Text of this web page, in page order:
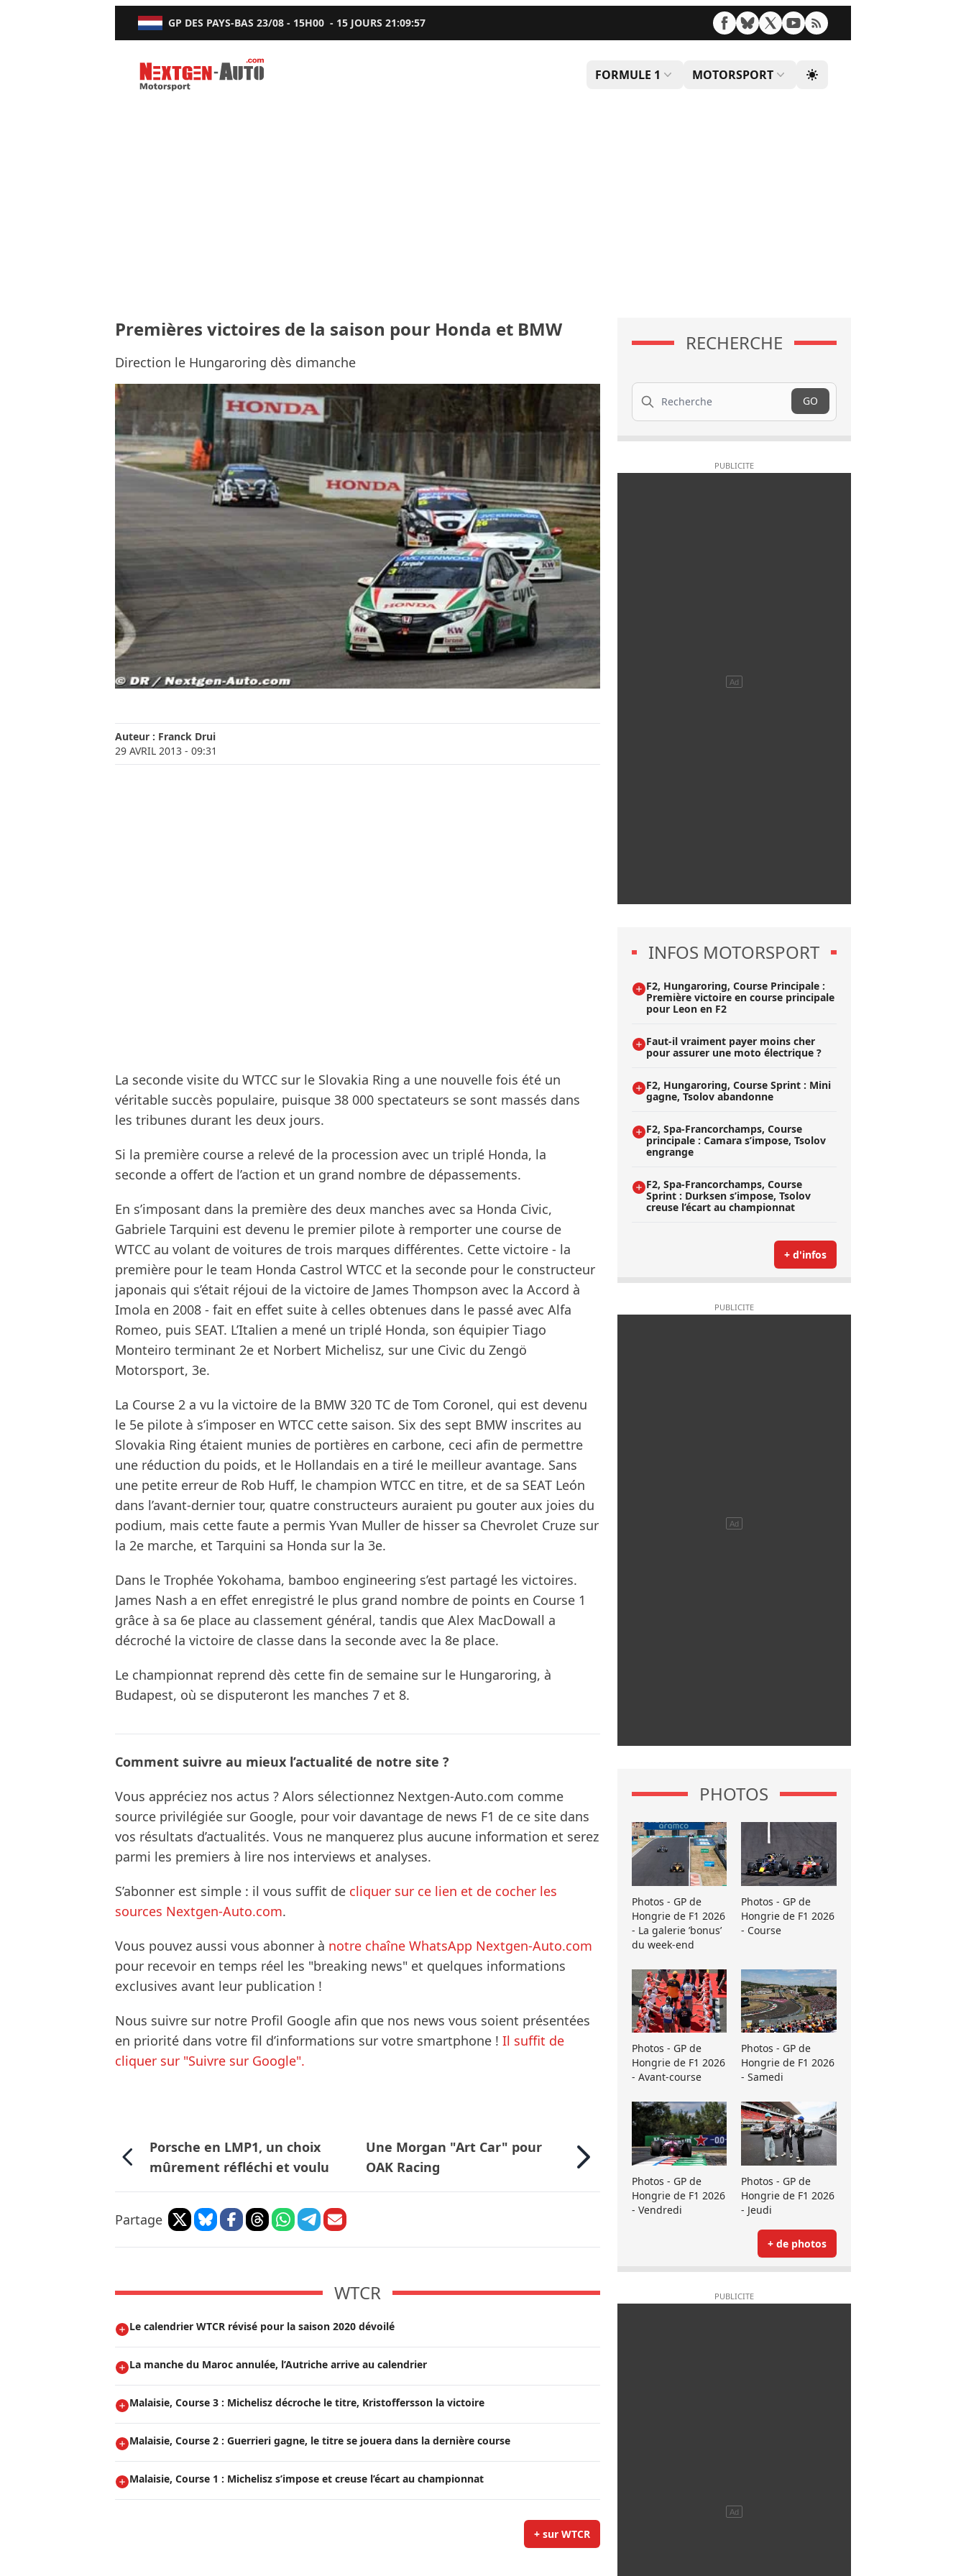
GP DES PAYS-BAS 23/08 - 15H00 - 15 JOURS21:09:56
Nextgen-Auto.com
FORMULE 1 MOTORSPORT
Premières victoires de la saison pour Honda et BMW
Direction le Hungaroring dès dimanche
Auteur : Franck Drui
29 AVRIL 2013 - 09:31
La seconde visite du WTCC sur le Slovakia Ring a une nouvelle fois été un
véritable succès populaire, puisque 38 000 spectateurs se sont massés dans
les tribunes durant les deux jours.
Si la première course a relevé de la procession avec un triplé Honda, la
seconde a offert de l’action et un grand nombre de dépassements.
En s’imposant dans la première des deux manches avec sa Honda Civic,
Gabriele Tarquini est devenu le premier pilote à remporter une course de
WTCC au volant de voitures de trois marques différentes. Cette victoire - la
première pour le team Honda Castrol WTCC et la seconde pour le constructeur
japonais qui s’était réjoui de la victoire de James Thompson avec la Accord à
Imola en 2008 - fait en effet suite à celles obtenues dans le passé avec Alfa
Romeo, puis SEAT. L’Italien a mené un triplé Honda, son équipier Tiago
Monteiro terminant 2e et Norbert Michelisz, sur une Civic du Zengö
Motorsport, 3e.
La Course 2 a vu la victoire de la BMW 320 TC de Tom Coronel, qui est devenu
le 5e pilote à s’imposer en WTCC cette saison. Six des sept BMW inscrites au
Slovakia Ring étaient munies de portières en carbone, ceci afin de permettre
une réduction du poids, et le Hollandais en a tiré le meilleur avantage. Sans
une petite erreur de Rob Huff, le champion WTCC en titre, et de sa SEAT León
dans l’avant-dernier tour, quatre constructeurs auraient pu gouter aux joies du
podium, mais cette faute a permis Yvan Muller de hisser sa Chevrolet Cruze sur
la 2e marche, et Tarquini sa Honda sur la 3e.
Dans le Trophée Yokohama, bamboo engineering s’est partagé les victoires.
James Nash a en effet enregistré le plus grand nombre de points en Course 1
grâce à sa 6e place au classement général, tandis que Alex MacDowall a
décroché la victoire de classe dans la seconde avec la 8e place.
Le championnat reprend dès cette fin de semaine sur le Hungaroring, à
Budapest, où se disputeront les manches 7 et 8.
Comment suivre au mieux l’actualité de notre site ?
Vous appréciez nos actus ? Alors sélectionnez Nextgen-Auto.com comme
source privilégiée sur Google, pour voir davantage de news F1 de ce site dans
vos résultats d’actualités. Vous ne manquerez plus aucune information et serez
parmi les premiers à lire nos interviews et analyses.
S’abonner est simple : il vous suffit de cliquer sur ce lien et de cocher les
sources Nextgen-Auto.com.
Vous pouvez aussi vous abonner à notre chaîne WhatsApp Nextgen-Auto.com
pour recevoir en temps réel les "breaking news" et quelques informations
exclusives avant leur publication !
Nous suivre sur notre Profil Google afin que nos news vous soient présentées
en priorité dans votre fil d’informations sur votre smartphone ! Il suffit de
cliquer sur "Suivre sur Google".
Porsche en LMP1, un choix
mûrement réfléchi et voulu
Une Morgan "Art Car" pour
OAK Racing
Partage
WTCR
Le calendrier WTCR révisé pour la saison 2020 dévoilé
La manche du Maroc annulée, l’Autriche arrive au calendrier
Malaisie, Course 3 : Michelisz décroche le titre, Kristoffersson la victoire
Malaisie, Course 2 : Guerrieri gagne, le titre se jouera dans la dernière course
Malaisie, Course 1 : Michelisz s’impose et creuse l’écart au championnat
+ sur WTCR
RECHERCHE
Recherche
GO
INFOS MOTORSPORT
F2, Hungaroring, Course Principale :
Première victoire en course principale
pour Leon en F2
Faut-il vraiment payer moins cher
pour assurer une moto électrique ?
F2, Hungaroring, Course Sprint : Mini
gagne, Tsolov abandonne
F2, Spa-Francorchamps, Course
principale : Camara s’impose, Tsolov
engrange
F2, Spa-Francorchamps, Course
Sprint : Durksen s’impose, Tsolov
creuse l’écart au championnat
+ d'infos
PHOTOS
Photos - GP de
Hongrie de F1 2026
- La galerie ’bonus’
du week-end
Photos - GP de
Hongrie de F1 2026
- Course
Photos - GP de
Hongrie de F1 2026
- Avant-course
Photos - GP de
Hongrie de F1 2026
- Samedi
Photos - GP de
Hongrie de F1 2026
- Vendredi
Photos - GP de
Hongrie de F1 2026
- Jeudi
+ de photos